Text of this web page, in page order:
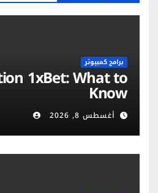
برامج كمبيوتر
1xBet: What to
Know
أغسطس 8, 2026